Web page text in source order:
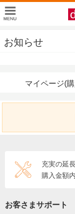
お知らせ
マイページ(
充実の延
購入金額
お客さまサポート